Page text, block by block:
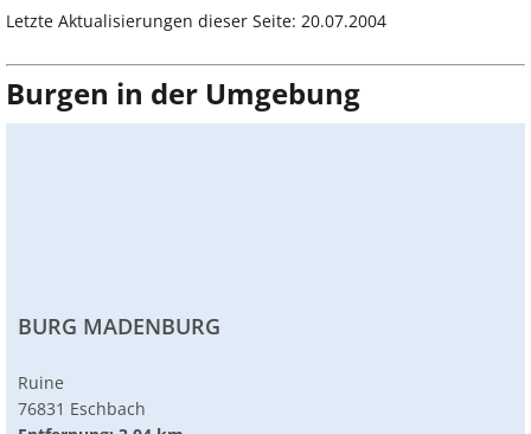
Letzte Aktualisierungen dieser Seite: 20.07.2004
Burgen in der Umgebung
BURG MADENBURG
Ruine
76831 Eschbach